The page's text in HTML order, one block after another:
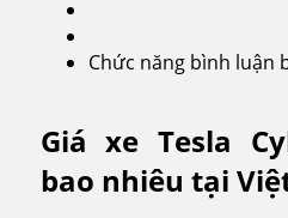
Chức năng bình luận
Giá xe Tesla
bao nhiêu tại